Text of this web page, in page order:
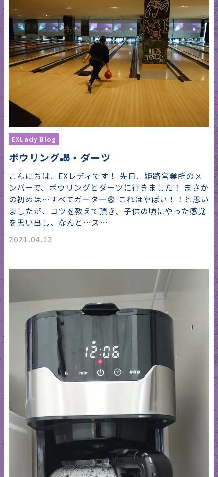
EXLady Blog
ボウリング🎳・ダーツ
こんにちは、EXレディです！ 先日、姫路営業所のメ
ンバーで、ボウリングとダーツに行きました！ まさか
の初めは…すべてガーター😨 これはやばい！！と思い
ましたが、コツを教えて頂き、子供の頃にやった感覚
を思い出し、なんと…ス…
2021.04.12